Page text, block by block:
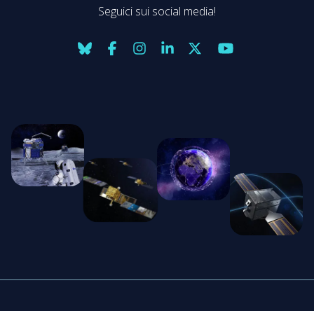
Seguici sui social media!